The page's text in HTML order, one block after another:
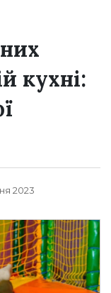
кухні:
2023